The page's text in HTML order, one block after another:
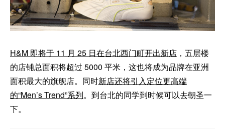
H&M 即将于 11 月 25 日在台北西门町开出新店 ，五层楼
的店铺总面积将超过 5000 平米，这也将成为品牌在亚洲
面积最大的旗舰店。同时新店还将引入定位更高端
的“Men’s Trend”系列。到台北的同学到时候可以去朝圣一
下。